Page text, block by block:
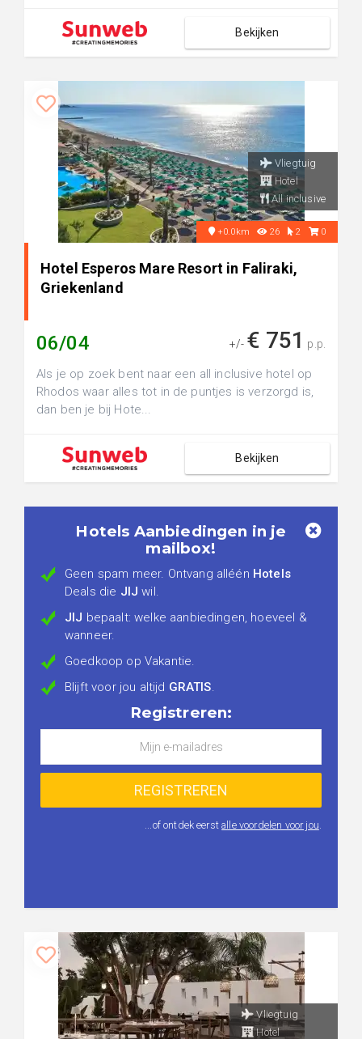
Bekijken
Vliegtuig
Hotel
All inclusive
+0.0km 26 2 0
Hotel Esperos Mare Resort in Faliraki,
Griekenland
06/04 +/- € 751 p.p.
Als je op zoek bent naar een all inclusive hotel op
Rhodos waar alles tot in de puntjes is verzorgd is,
dan ben je bij Hote...
Bekijken
Hotels Aanbiedingen in je
mailbox!
Geen spam meer. Ontvang alléén Hotels
Deals die JIJ wil.
JIJ bepaalt: welke aanbiedingen, hoeveel &
wanneer.
Goedkoop op Vakantie.
Blijft voor jou altijd GRATIS.
Registreren:
...of ontdek eerstalle voordelen voor jou.
Vliegtuig
Hotel